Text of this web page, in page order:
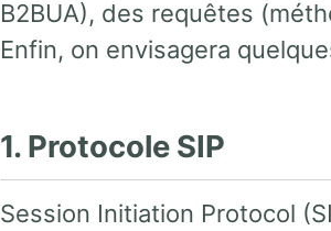
B2BUA), des requêtes
Enfin, on envisagera
1. Protocole SIP
Session Initiation Protocol